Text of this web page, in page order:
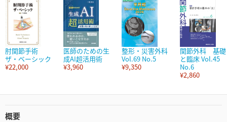
肘関節手術
ザ・ベーシック
¥22,000
医師のための生
成AI超活用術
¥3,960
整形・災害外科
Vol.69 No.5
¥9,350
関節外科 基礎
と臨床 Vol.45
No.6
¥2,860
概要